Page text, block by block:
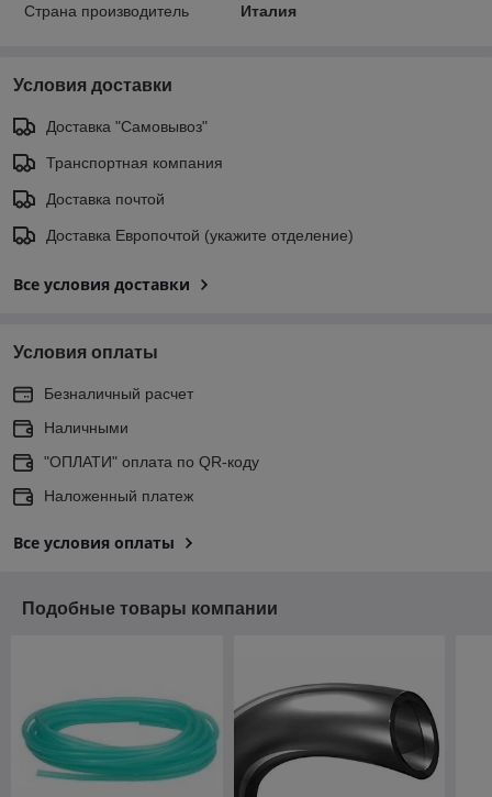
Страна производитель
Италия
Условия доставки
Доставка "Самовывоз"
Транспортная компания
Доставка почтой
Доставка Европочтой (укажите отделение)
Все условия доставки
Условия оплаты
Безналичный расчет
Наличными
"ОПЛАТИ" оплата по QR-коду
Наложенный платеж
Все условия оплаты
Подобные товары компании